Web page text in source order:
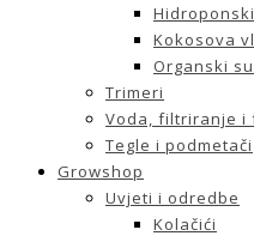
Kokosova
Organski
Trimeri
Voda, filtriranje i
Tegle i podmetači
Growshop
Uvjeti i odredbe
Kolačići